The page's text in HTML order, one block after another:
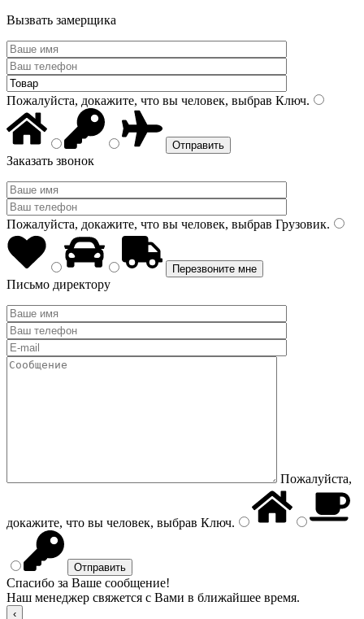
Вызвать замерщика
Пожалуйста, докажите, что вы человек, выбрав Ключ.
Заказать звонок
Пожалуйста, докажите, что вы человек, выбрав Грузовик.
Письмо директору
Пожалуйста,
докажите, что вы человек, выбрав Ключ.
Спасибо за Ваше сообщение!
Наш менеджер свяжется с Вами в ближайшее время.